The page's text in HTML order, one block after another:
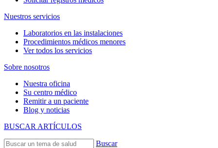
Nuestros servicios
Laboratorios en las instalaciones
Procedimientos médicos menores
Ver todos los servicios
Sobre nosotros
Nuestra oficina
Su centro médico
Remitir a un paciente
Blog y noticias
BUSCAR ARTÍCULOS
Buscar